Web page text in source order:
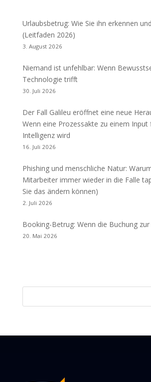
Urlaubsbetrug: Wie Sie ihn erkennen
(Leitfaden 2026)
3. August 2026
Niemand ist unfehlbar: Wenn
Technologie trifft
30. Juli 2026
Der Fall Galileu eröffnet eine neue
Wenn eine Prozessakte zu einem Input
Intelligenz wird
16. Juli 2026
Phishing und menschliche Natur:
Mitarbeiter immer wieder in die Falle
Sie das ändern können)
2. Juli 2026
Booking-Betrug: Wenn die Buchung zur
20. Mai 2026